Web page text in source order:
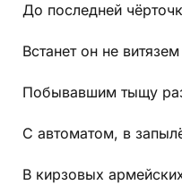
До последней
Встанет он не
Побывавшим тыщу
С автоматом, в
В кирзовых